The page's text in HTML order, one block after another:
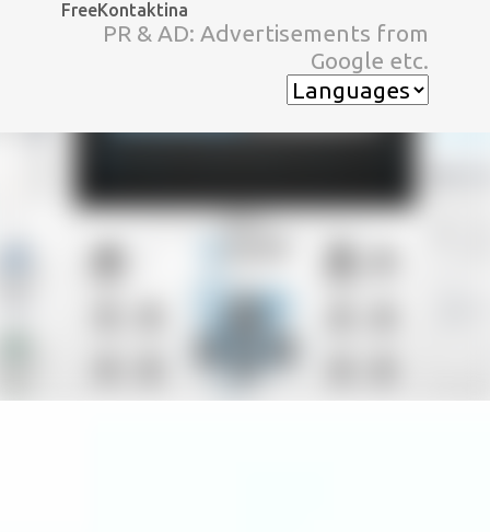
スキップしてメイン コンテンツに移動
FreeKontaktina
PR & AD: Advertisements from
Google etc.